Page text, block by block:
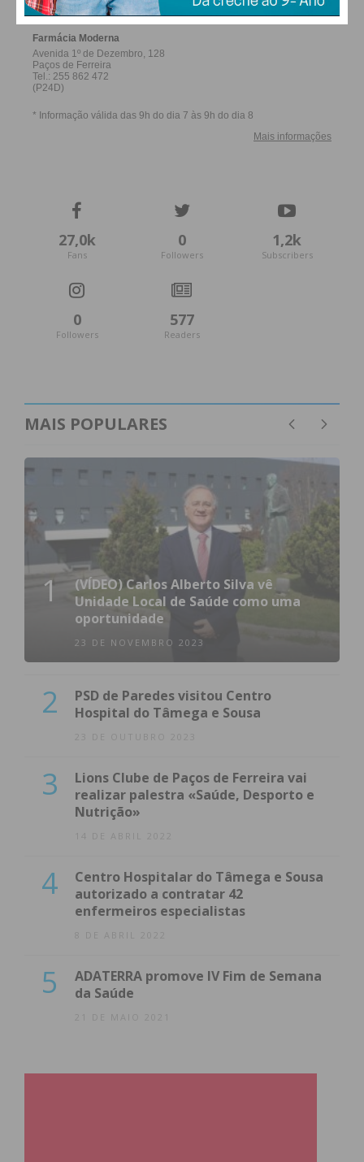
27,0k
Fans
0
Followers
1,2k
Subscribers
0
Followers
577
Readers
MAIS POPULARES
1
(VÍDEO) Carlos Alberto Silva vê
Unidade Local de Saúde como uma
oportunidade
23 DE NOVEMBRO 2023
2
PSD de Paredes visitou Centro
Hospital do Tâmega e Sousa
23 DE OUTUBRO 2023
3
Lions Clube de Paços de Ferreira vai
realizar palestra «Saúde, Desporto e
Nutrição»
14 DE ABRIL 2022
4
Centro Hospitalar do Tâmega e Sousa
autorizado a contratar 42
enfermeiros especialistas
8 DE ABRIL 2022
5
ADATERRA promove IV Fim de Semana
da Saúde
21 DE MAIO 2021